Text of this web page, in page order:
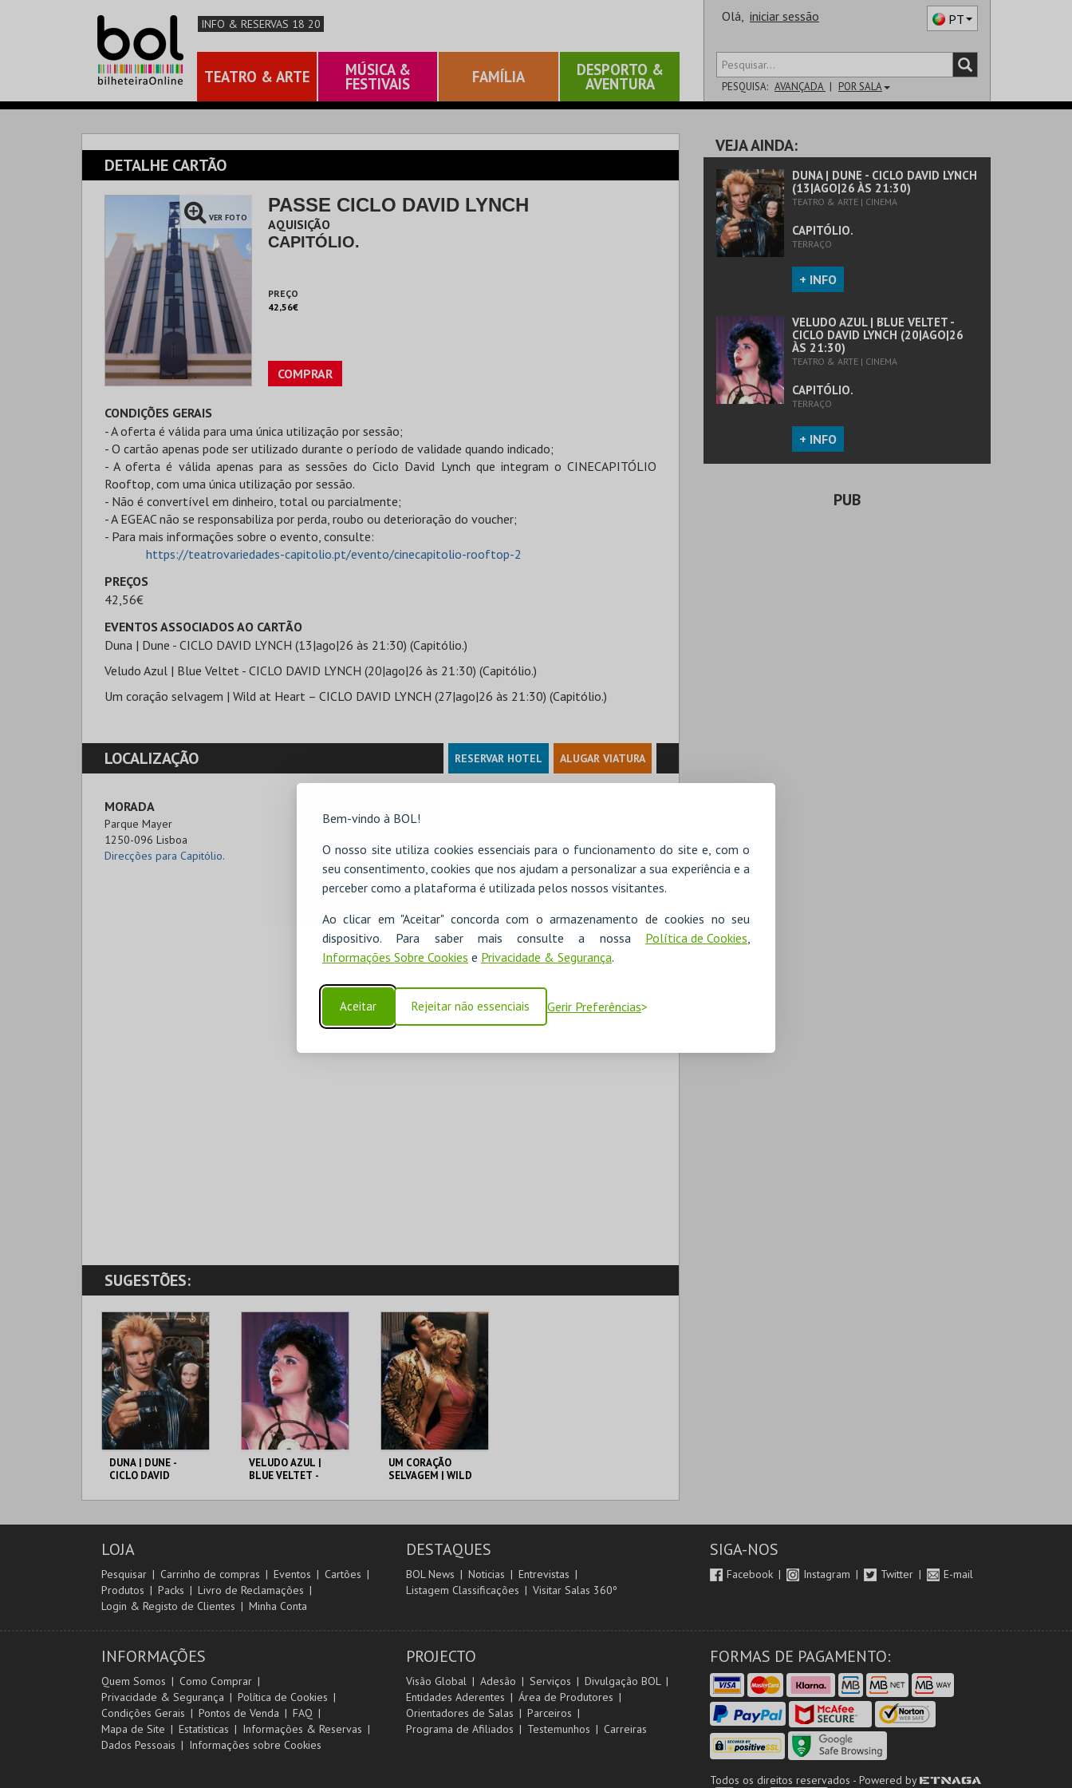
Bem-vindo à BOL!
O nosso site utiliza cookies essenciais para o funcionamento do site e, com o
seu consentimento, cookies que nos ajudam a personalizar a sua experiência e a
perceber como a plataforma é utilizada pelos nossos visitantes.
Ao clicar em "Aceitar" concorda com o armazenamento de cookies no seu
dispositivo. Para saber mais consulte a nossa Política de Cookies,
Informações Sobre Cookies e Privacidade & Segurança.
Aceitar Rejeitar não essenciais Gerir Preferências
INFO & RESERVAS 18 20
TEATRO & ARTE MÚSICA &
FESTIVAIS FAMÍLIA DESPORTO &
AVENTURA
Olá, iniciar sessão PT
PESQUISA: AVANÇADA POR SALA
SALA
DETALHE CARTÃO
VER FOTO
PASSE CICLO DAVID LYNCH
AQUISIÇÃO
CAPITÓLIO.
PREÇO
42,56€
COMPRAR
CONDIÇÕES GERAIS
- A oferta é válida para uma única utilização por sessão;
- O cartão apenas pode ser utilizado durante o período de validade quando indicado;
- A oferta é válida apenas para as sessões do Ciclo David Lynch que integram o CINECAPITÓLIO
Rooftop, com uma única utilização por sessão.
- Não é convertível em dinheiro, total ou parcialmente;
- A EGEAC não se responsabiliza por perda, roubo ou deterioração do voucher;
- Para mais informações sobre o evento, consulte:
https://teatrovariedades-capitolio.pt/evento/cinecapitolio-rooftop-2
PREÇOS
42,56€
EVENTOS ASSOCIADOS AO CARTÃO
Duna | Dune - CICLO DAVID LYNCH (13|ago|26 às 21:30) (Capitólio.)
Veludo Azul | Blue Veltet - CICLO DAVID LYNCH (20|ago|26 às 21:30) (Capitólio.)
Um coração selvagem | Wild at Heart – CICLO DAVID LYNCH (27|ago|26 às 21:30) (Capitólio.)
LOCALIZAÇÃO RESERVAR HOTEL ALUGAR VIATURA
MORADA
Parque Mayer
1250-096 Lisboa
Direcções para Capitólio.
SUGESTÕES:
DUNA | DUNE -
CICLO DAVID
COMPRAR
VELUDO AZUL |
BLUE VELTET -
LYNCH
COMPRAR
UM CORAÇÃO
SELVAGEM | WILD
DAVID LYNCH
COMPRAR
VEJA AINDA:
DUNA | DUNE - CICLO DAVID LYNCH
(13|AGO|26 ÀS 21:30)
TEATRO & ARTE | CINEMA
CAPITÓLIO.
TERRAÇO
+ INFO
VELUDO AZUL | BLUE VELTET -
CICLO DAVID LYNCH (20|AGO|26
ÀS 21:30)
TEATRO & ARTE | CINEMA
CAPITÓLIO.
TERRAÇO
+ INFO
PUB
LOJA
Pesquisar Carrinho de compras Eventos
Cartões
Produtos
Packs
Livro de Reclamações
Login & Registo de Clientes
Minha Conta
DESTAQUES
BOL News Noticias
Entrevistas
Listagem Classificações
Visitar Salas 360º
SIGA-NOS
Facebook Instagram Twitter E-mail
INFORMAÇÕES
Quem Somos
Como Comprar
Privacidade & Segurança
Política de Cookies
Condições Gerais
Pontos de Venda
FAQ
Mapa de Site
Estatísticas
Informações & Reservas
Dados Pessoais
Informações sobre Cookies
PROJECTO
Visão Global Adesão Serviços
Divulgação BOL
Entidades Aderentes
Área de Produtores
Orientadores de Salas
Parceiros
Programa de Afiliados
Testemunhos Carreiras
FORMAS DE PAGAMENTO:
Todos os direitos reservados - Powered by